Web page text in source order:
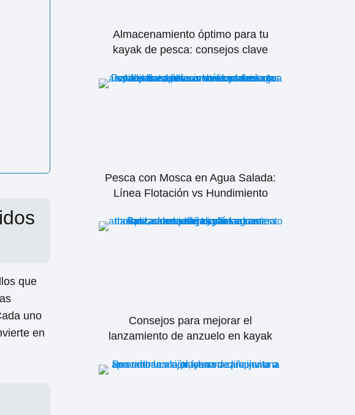
que
uno
en
Almacenamiento óptimo para tu
kayak de pesca: consejos clave
Pesca con Mosca en Agua Salada:
Línea Flotación vs Hundimiento
Consejos para mejorar el
lanzamiento de anzuelo en kayak